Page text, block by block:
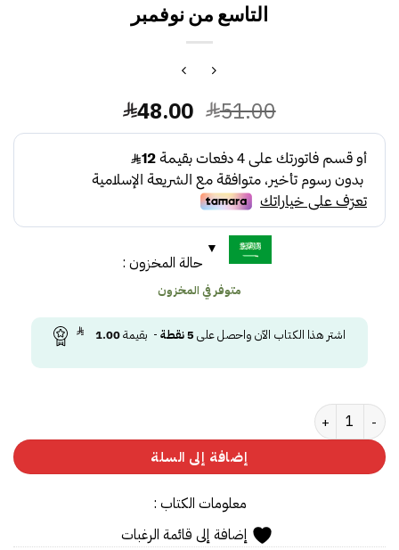
التاسع من نوفمبر
51.00 السعر
الأصلي
هو:
51.00.
48.00 السعر
الحالي
48.00.
حالة المخزون :
متوفر في المخزون
اشتر هذا الكتاب الآن واحصل على 5نقطة- بقيمة1.00
كمية التاسع من نوفمبر
إضافة إلى السلة
معلومات الكتاب :
إضافة إلى قائمة الرغبات